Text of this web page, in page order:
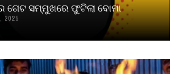
ଗେଟ ସମ୍ମୁଖରେ ଫୁଟିଲା ବୋମା
2025